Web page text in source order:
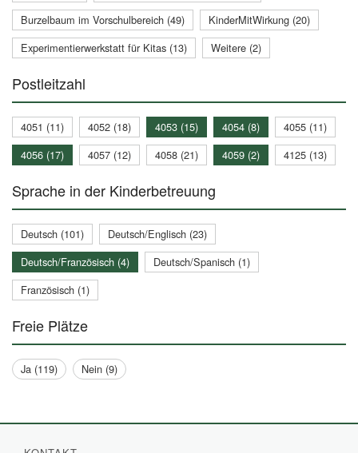
Burzelbaum im Vorschulbereich (49)
KinderMitWirkung (20)
Experimentierwerkstatt für Kitas (13)
Weitere (2)
Postleitzahl
4051 (11) 4052 (18) 4053 (15) 4054 (8)
4055 (11)
4056 (17)
4057 (12) 4058 (21) 4059 (2) 4125 (13)
Sprache in der Kinderbetreuung
Deutsch (101)
Deutsch/Englisch (23)
Deutsch/Französisch (4)
Deutsch/Spanisch (1)
Französisch (1)
Freie Plätze
Ja (119) Nein (9)